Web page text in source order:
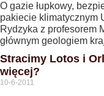
O gazie łupkowy,
pakiecie klimatycznym
Rydzyka z profesorem
głównym geologiem
Stracimy Lotos i
więcej?
10-6-2011